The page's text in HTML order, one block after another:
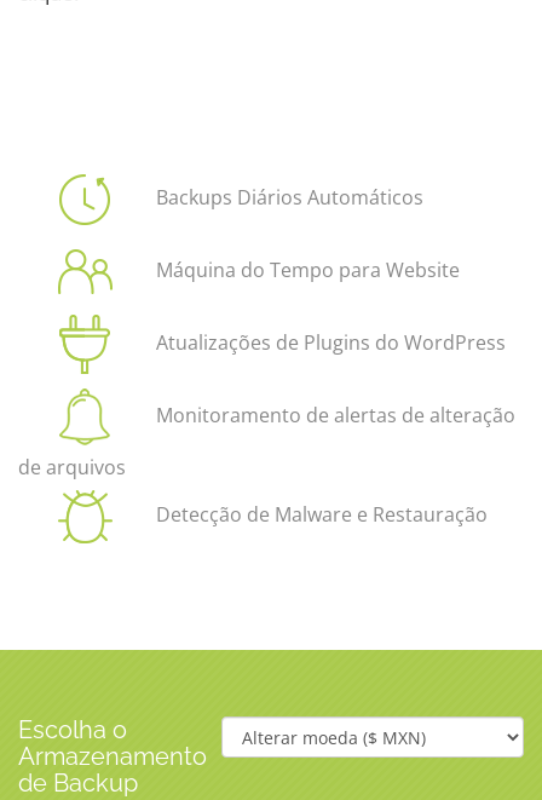
Backups Diários Automáticos
Máquina do Tempo para Website
Atualizações de Plugins do WordPress
Monitoramento de alertas de alteração
de arquivos
Detecção de Malware e Restauração
Escolha o
Armazenamento
de Backup